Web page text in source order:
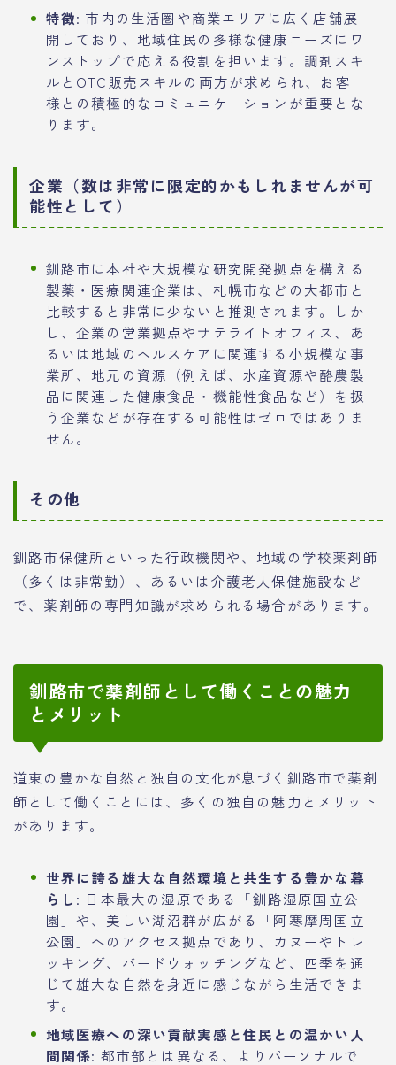
特徴: 市内の生活圏や商業エリアに広く店舗展
開しており、地域住民の多様な健康ニーズにワ
ンストップで応える役割を担います。調剤スキ
ルとOTC販売スキルの両方が求められ、お客
様との積極的なコミュニケーションが重要とな
ります。
企業（数は非常に限定的かもしれませんが可
能性として）
釧路市に本社や大規模な研究開発拠点を構える
製薬・医療関連企業は、札幌市などの大都市と
比較すると非常に少ないと推測されます。しか
し、企業の営業拠点やサテライトオフィス、あ
るいは地域のヘルスケアに関連する小規模な事
業所、地元の資源（例えば、水産資源や酪農製
品に関連した健康食品・機能性食品など）を扱
う企業などが存在する可能性はゼロではありま
せん。
その他
釧路市保健所といった行政機関や、地域の学校薬剤師
（多くは非常勤）、あるいは介護老人保健施設など
で、薬剤師の専門知識が求められる場合があります。
釧路市で薬剤師として働くことの魅力
とメリット
道東の豊かな自然と独自の文化が息づく釧路市で薬剤
師として働くことには、多くの独自の魅力とメリット
があります。
世界に誇る雄大な自然環境と共生する豊かな暮
らし : 日本最大の湿原である「釧路湿原国立公
園」や、美しい湖沼群が広がる「阿寒摩周国立
公園」へのアクセス拠点であり、カヌーやトレ
ッキング、バードウォッチングなど、四季を通
じて雄大な自然を身近に感じながら生活できま
す。
地域医療への深い貢献実感と住民との温かい人
間関係: 都市部とは異なる、よりパーソナルで